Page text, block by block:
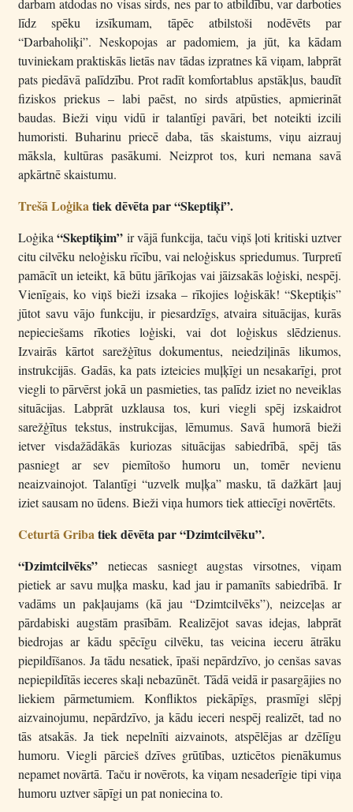
darbam atdodas no visas sirds, nes par to atbildību, var darboties
līdz spēku izsīkumam, tāpēc atbilstoši nodēvēts par
“Darbaholiķi”. Neskopojas ar padomiem, ja jūt, ka kādam
tuviniekam praktiskās lietās nav tādas izpratnes kā viņam, labprāt
pats piedāvā palīdzību. Prot radīt komfortablus apstākļus, baudīt
fiziskos priekus – labi paēst, no sirds atpūsties, apmierināt
baudas. Bieži viņu vidū ir talantīgi pavāri, bet noteikti izcili
humoristi. Buharinu priecē daba, tās skaistums, viņu aizrauj
māksla, kultūras pasākumi. Neizprot tos, kuri nemana savā
apkārtnē skaistumu.
Trešā Loģikatiek dēvēta par “Skeptiķi”.
Loģika“Skeptiķim” ir vājā funkcija, taču viņš ļoti kritiski uztver
citu cilvēku neloģisku rīcību, vai neloģiskus spriedumus. Turpretī
pamācīt un ieteikt, kā būtu jārīkojas vai jāizsakās loģiski, nespēj.
Vienīgais, ko viņš bieži izsaka – rīkojies loģiskāk! “Skeptiķis”
jūtot savu vājo funkciju, ir piesardzīgs, atvaira situācijas, kurās
nepieciešams rīkoties loģiski, vai dot loģiskus slēdzienus.
Izvairās kārtot sarežģītus dokumentus, neiedziļinās likumos,
instrukcijās. Gadās, ka pats izteicies muļķīgi un nesakarīgi, prot
viegli to pārvērst jokā un pasmieties, tas palīdz iziet no neveiklas
situācijas. Labprāt uzklausa tos, kuri viegli spēj izskaidrot
sarežģītus tekstus, instrukcijas, lēmumus. Savā humorā bieži
ietver visdažādākās kuriozas situācijas sabiedrībā, spēj tās
pasniegt ar sev piemītošo humoru un, tomēr nevienu
neaizvainojot. Talantīgi “uzvelk muļķa” masku, tā dažkārt ļauj
iziet sausam no ūdens. Bieži viņa humors tiek attiecīgi novērtēts.
Ceturtā Gribatiek dēvēta par “Dzimtcilvēku”.
“Dzimtcilvēks” netiecas sasniegt augstas virsotnes, viņam
pietiek ar savu muļķa masku, kad jau ir pamanīts sabiedrībā. Ir
vadāms un pakļaujams (kā jau “Dzimtcilvēks”), neizceļas ar
pārdabiski augstām prasībām. Realizējot savas idejas, labprāt
biedrojas ar kādu spēcīgu cilvēku, tas veicina ieceru ātrāku
piepildīšanos. Ja tādu nesatiek, īpaši nepārdzīvo, jo cenšas savas
nepiepildītās ieceres skaļi nebazūnēt. Tādā veidā ir pasargājies no
liekiem pārmetumiem. Konfliktos piekāpīgs, prasmīgi slēpj
aizvainojumu, nepārdzīvo, ja kādu ieceri nespēj realizēt, tad no
tās atsakās. Ja tiek nepelnīti aizvainots, atspēlējas ar dzēlīgu
humoru. Viegli pārcieš dzīves grūtības, uzticētos pienākumus
nepamet novārtā. Taču ir novērots, ka viņam nesaderīgie tipi viņa
humoru uztver sāpīgi un pat noniecina to.